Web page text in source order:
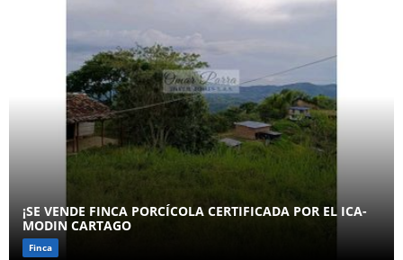
¡SE VENDE FINCA PORCÍCOLA CERTIFICADA POR EL ICA-
MODIN CARTAGO
Finca